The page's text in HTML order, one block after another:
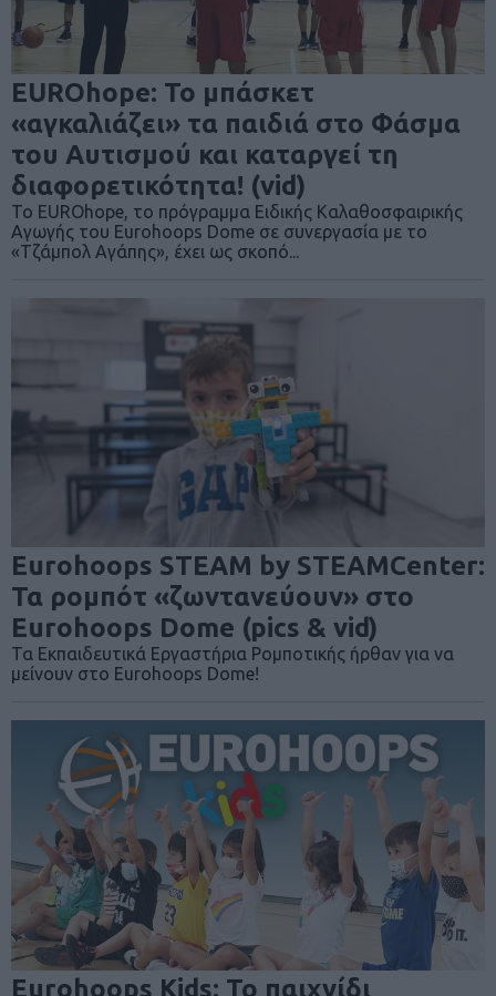
EUROhope: Το μπάσκετ
«αγκαλιάζει» τα παιδιά στο Φάσμα
του Αυτισμού και καταργεί τη
διαφορετικότητα! (vid)
Το EUROhope, το πρόγραμμα Ειδικής Καλαθοσφαιρικής
Αγωγής του Eurohoops Dome σε συνεργασία με το
«Τζάμπολ Αγάπης», έχει ως σκοπό...
Eurohoops STEAM by STEAMCenter:
Τα ρομπότ «ζωντανεύουν» στο
Eurohoops Dome (pics & vid)
Τα Εκπαιδευτικά Εργαστήρια Ρομποτικής ήρθαν για να
μείνουν στο Eurohoops Dome!
Eurohoops Kids: Το παιχνίδι